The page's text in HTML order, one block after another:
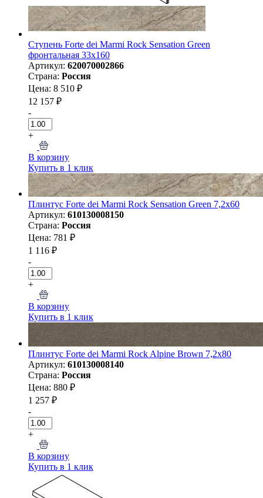
Ступень Forte dei Marmi Rock Sensation Green
фронтальная 33x160
Артикул: 620070002866
Страна: Россия
Цена: 8 510 ₽
12 157 ₽
-
+
В корзину
Купить в 1 клик
Плинтус Forte dei Marmi Rock Sensation Green 7,2x60
Артикул: 610130008150
Страна: Россия
Цена: 781 ₽
1 116 ₽
-
+
В корзину
Купить в 1 клик
Плинтус Forte dei Marmi Rock Alpine Brown 7,2x80
Артикул: 610130008140
Страна: Россия
Цена: 880 ₽
1 257 ₽
-
+
В корзину
Купить в 1 клик